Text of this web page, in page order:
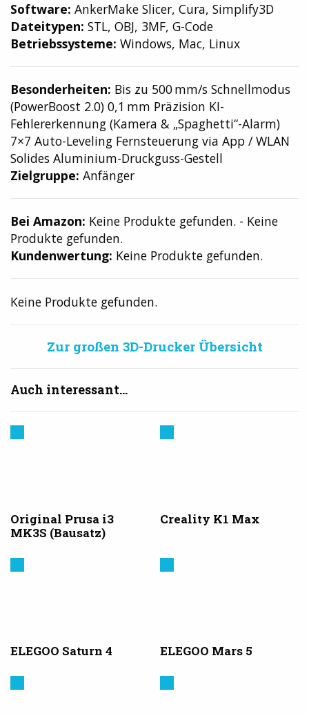
Software: AnkerMake Slicer, Cura, Simplify3D
Dateitypen: STL, OBJ, 3MF, G-Code
Betriebssysteme: Windows, Mac, Linux
Besonderheiten: Bis zu 500 mm/s Schnellmodus
(PowerBoost 2.0) 0,1 mm Präzision KI-
Fehlererkennung (Kamera & „Spaghetti“-Alarm)
7×7 Auto-Leveling Fernsteuerung via App / WLAN
Solides Aluminium-Druckguss-Gestell
Zielgruppe: Anfänger
Bei Amazon: Keine Produkte gefunden. - Keine
Produkte gefunden.
Kundenwertung: Keine Produkte gefunden.
Keine Produkte gefunden.
Zur großen 3D-Drucker Übersicht
Auch interessant...
Original Prusa i3
MK3S (Bausatz)
Creality K1 Max
ELEGOO Saturn 4 ELEGOO Mars 5